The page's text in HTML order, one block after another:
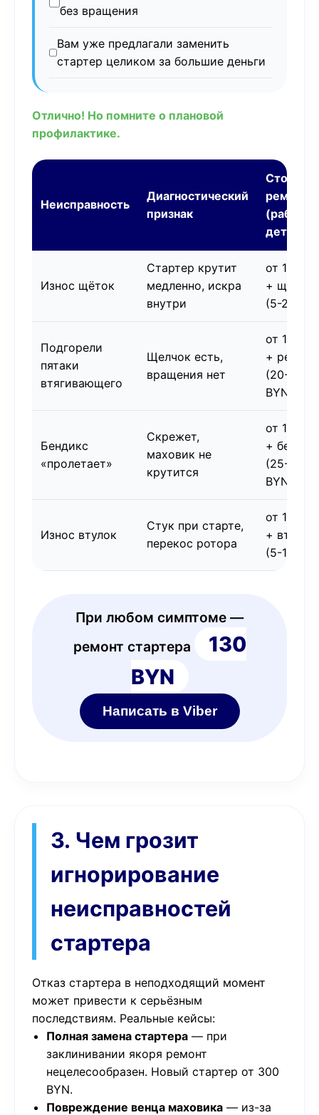
без вращения
Вам уже предлагали заменить
стартер целиком за большие деньги
Отлично! Но помните о плановой
профилактике.
Неисправность
Диагностический
признак
ремонта
(работа
детали)
Износ щёток
Стартер крутит
медленно, искра
внутри
от 130
+ щётки
(5-20
Подгорели
пятаки
втягивающего
Щелчок есть,
вращения нет
от 130
+ реле
(20-50
BYN)
Бендикс
«пролетает»
Скрежет,
маховик не
крутится
от 130
+
(25-70
BYN)
Износ втулок
Стук при старте,
перекос ротора
от 130
+ втулки
(5-15
При любом симптоме —
ремонт стартера
130
BYN
Написать в Viber
3. Чем грозит
игнорирование
неисправностей
стартера
Отказ стартера в неподходящий момент
может привести к серьёзным
последствиям. Реальные кейсы:
Полная замена стартера — при
заклинивании якоря ремонт
нецелесообразен. Новый стартер от 300
BYN.
Повреждение венца маховика — из-за